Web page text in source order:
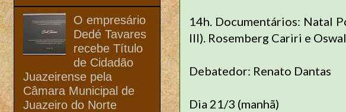
14h. Documentários: Natal
III). Rosemberg Cariri e
Debatedor: Renato Dantas
Dia 21/3 (manhã)
O empresário
Dedé Tavares
recebe Título
de Cidadão
Juazeirense pela
Câmara Municipal de
Juazeiro do Norte